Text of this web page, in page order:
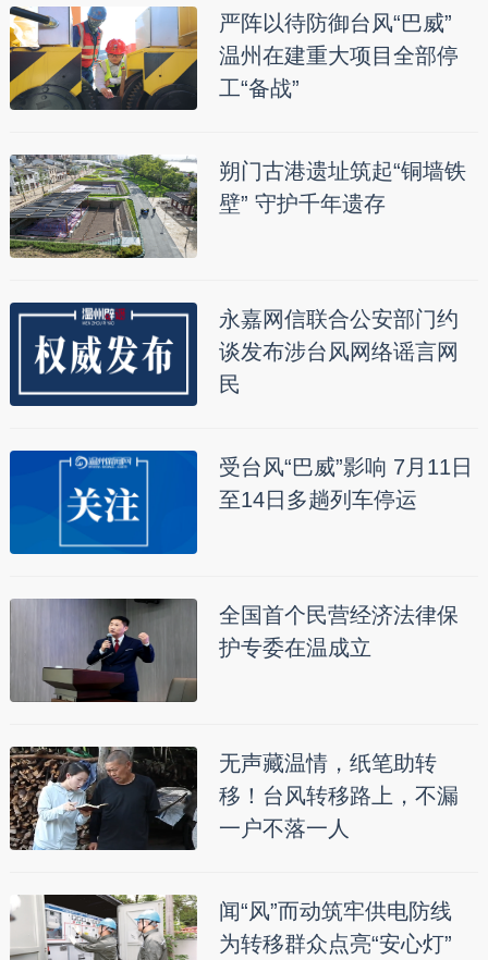
严阵以待防御台风“巴威”
温州在建重大项目全部停
工“备战”
朔门古港遗址筑起“铜墙铁
壁” 守护千年遗存
永嘉网信联合公安部门约
谈发布涉台风网络谣言网
民
受台风“巴威”影响 7月11日
至14日多趟列车停运
全国首个民营经济法律保
护专委在温成立
无声藏温情，纸笔助转
移！台风转移路上，不漏
一户不落一人
闻“风”而动筑牢供电防线
为转移群众点亮“安心灯”